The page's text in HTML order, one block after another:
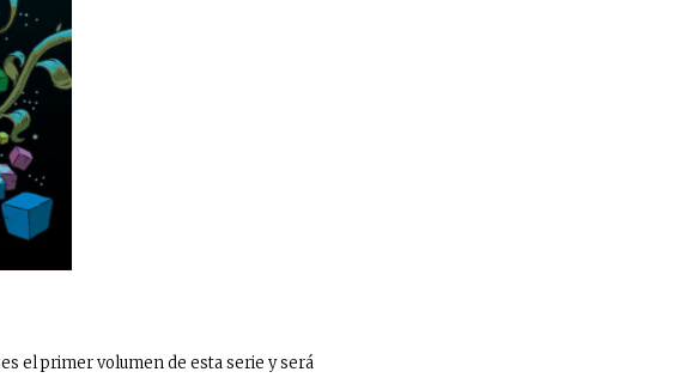
es el primer volumen de esta serie y será